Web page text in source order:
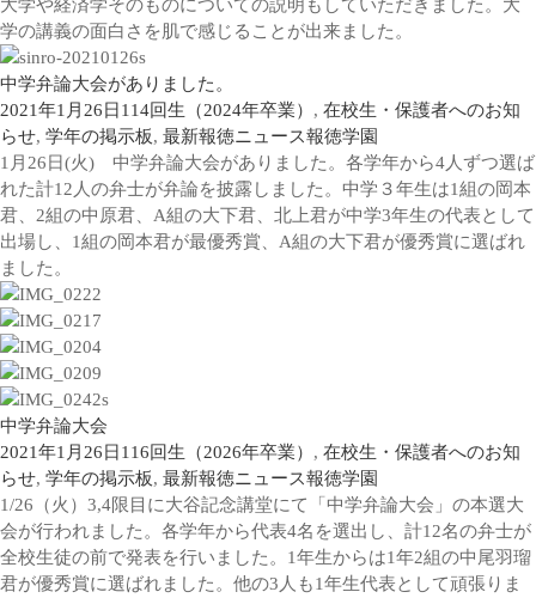
大学や経済学そのものについての説明もしていただきました。大
学の講義の面白さを肌で感じることが出来ました。
中学弁論大会がありました。
2021年1月26日 114回生（2024年卒業） , 在校生・保護者へのお知
らせ, 学年の掲示板, 最新報徳ニュース報徳学園
1月26日(火) 中学弁論大会がありました。各学年から4人ずつ選ば
れた計12人の弁士が弁論を披露しました。中学３年生は1組の岡本
君、2組の中原君、A組の大下君、北上君が中学3年生の代表として
出場し、1組の岡本君が最優秀賞、A組の大下君が優秀賞に選ばれ
ました。
中学弁論大会
2021年1月26日 116回生（2026年卒業） , 在校生・保護者へのお知
らせ, 学年の掲示板, 最新報徳ニュース報徳学園
1/26（火）3,4限目に大谷記念講堂にて「中学弁論大会」の本選大
会が行われました。各学年から代表4名を選出し、計12名の弁士が
全校生徒の前で発表を行いました。1年生からは1年2組の中尾羽瑠
君が優秀賞に選ばれました。他の3人も1年生代表として頑張りま